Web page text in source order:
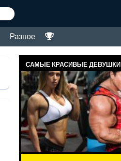
Разное
САМЫЕ КРАСИВЫЕ ДЕВУШКИ